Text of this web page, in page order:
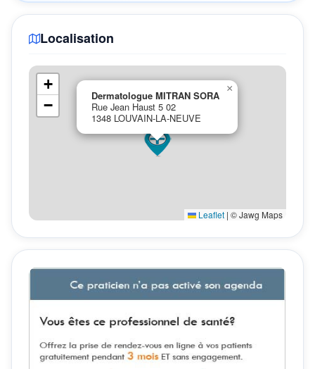
Localisation
Dermatologue MITRAN SORA
Rue Jean Haust 5 02
1348 LOUVAIN-LA-NEUVE
×
+
−
Leaflet | © Jawg Maps